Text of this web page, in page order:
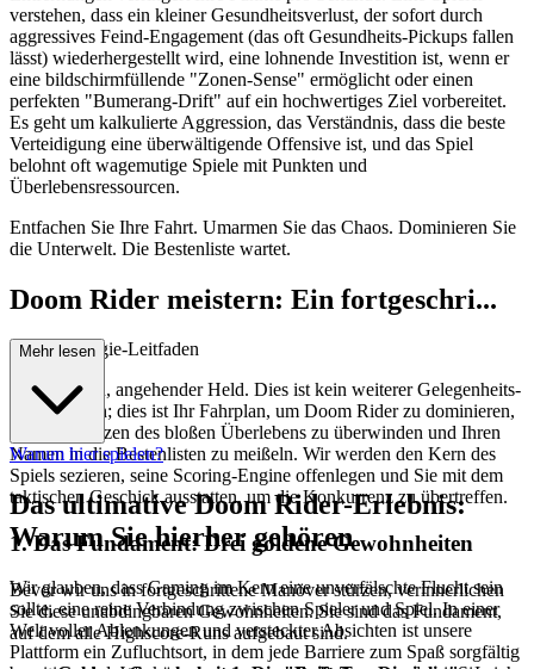
verstehen, dass ein kleiner Gesundheitsverlust, der sofort durch
aggressives Feind-Engagement (das oft Gesundheits-Pickups fallen
lässt) wiederhergestellt wird, eine lohnende Investition ist, wenn er
eine bildschirmfüllende "Zonen-Sense" ermöglicht oder einen
perfekten "Bumerang-Drift" auf ein hochwertiges Ziel vorbereitet.
Es geht um kalkulierte Aggression, das Verständnis, dass die beste
Verteidigung eine überwältigende Offensive ist, und das Spiel
belohnt oft wagemutige Spiele mit Punkten und
Überlebensressourcen.
Entfachen Sie Ihre Fahrt. Umarmen Sie das Chaos. Dominieren Sie
die Unterwelt. Die Bestenliste wartet.
Doom Rider meistern: Ein fortgeschri...
ttener Strategie-Leitfaden
Willkommen, angehender Held. Dies ist kein weiterer Gelegenheits-
Walkthrough; dies ist Ihr Fahrplan, um Doom Rider zu dominieren,
um die Grenzen des bloßen Überlebens zu überwinden und Ihren
Namen in die Bestenlisten zu meißeln. Wir werden den Kern des
Spiels sezieren, seine Scoring-Engine offenlegen und Sie mit dem
taktischen Geschick ausstatten, um die Konkurrenz zu übertreffen.
1. Das Fundament: Drei goldene Gewohnheiten
Bevor wir uns in fortgeschrittene Manöver stürzen, verinnerlichen
Sie diese unabdingbaren Gewohnheiten. Sie sind das Fundament,
auf dem alle Highscore-Runs aufgebaut sind.
Mehr lesen
Warum hier spielen?
Das ultimative Doom Rider-Erlebnis:
Warum Sie hierher gehören
Wir glauben, dass Gaming im Kern eine unverfälschte Flucht sein
sollte, eine reine Verbindung zwischen Spieler und Spiel. In einer
Welt voller Ablenkungen und versteckter Absichten ist unsere
Plattform ein Zufluchtsort, in dem jede Barriere zum Spaß sorgfältig